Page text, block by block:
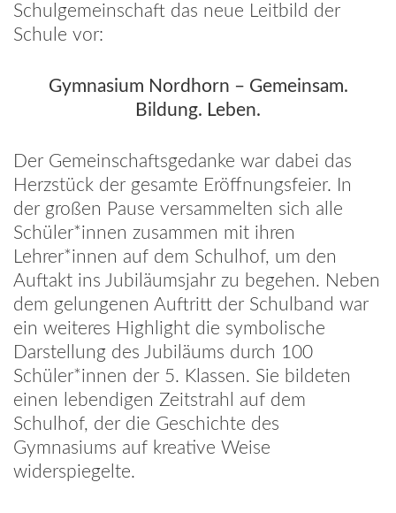
Schulgemeinschaft das neue Leitbild der
Schule vor:
Gymnasium Nordhorn – Gemeinsam.
Bildung. Leben.
Der Gemeinschaftsgedanke war dabei das
Herzstück der gesamte Eröffnungsfeier. In
der großen Pause versammelten sich alle
Schüler*innen zusammen mit ihren
Lehrer*innen auf dem Schulhof, um den
Auftakt ins Jubiläumsjahr zu begehen. Neben
dem gelungenen Auftritt der Schulband war
ein weiteres Highlight die symbolische
Darstellung des Jubiläums durch 100
Schüler*innen der 5. Klassen. Sie bildeten
einen lebendigen Zeitstrahl auf dem
Schulhof, der die Geschichte des
Gymnasiums auf kreative Weise
widerspiegelte.